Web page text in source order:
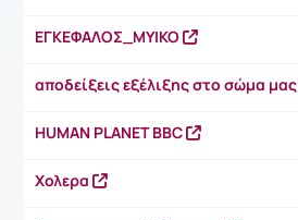
ΕΓΚΕΦΑΛΟΣ_ΜΥΙΚΟ
αποδείξεις εξέλιξης στο σώμα μας
HUMAN PLANET BBC
Χολερα